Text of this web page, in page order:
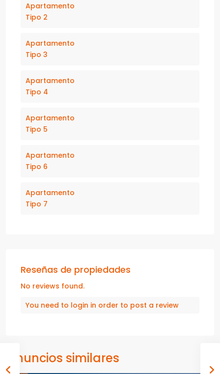
Apartamento
Tipo 2
Apartamento
Tipo 3
Apartamento
Tipo 4
Apartamento
Tipo 5
Apartamento
Tipo 6
Apartamento
Tipo 7
Reseñas de propiedades
No reviews found.
You need to login in order to post a review
Anuncios similares